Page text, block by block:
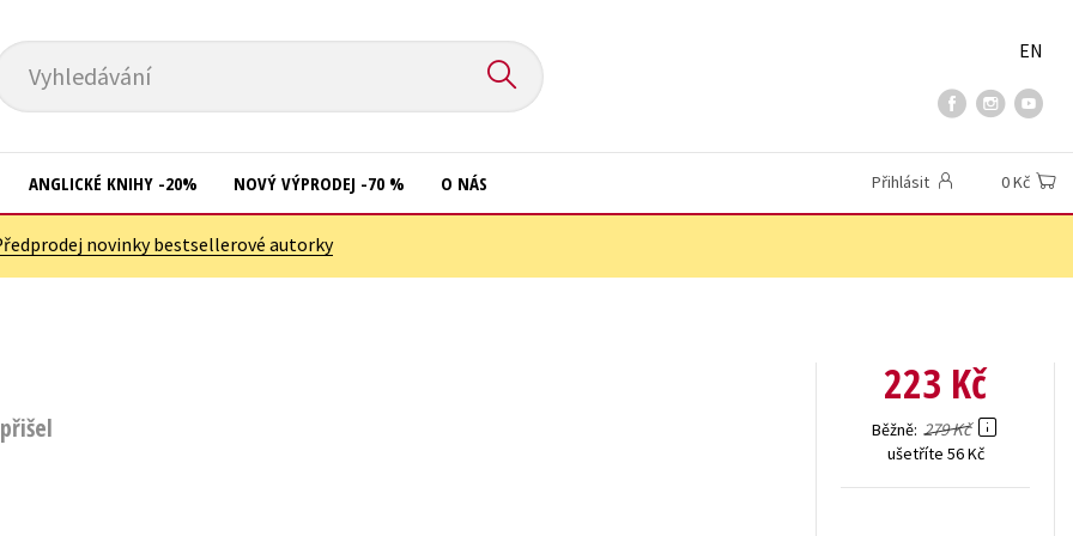
Vyhledávání
EN
ANGLICKÉ KNIHY -20% NOVÝ VÝPRODEJ -70 % O NÁS Přihlásit 0 Kč
novinky bestsellerové autorky
223 Kč
Běžně 279 Kč
ušetříte 56 Kč